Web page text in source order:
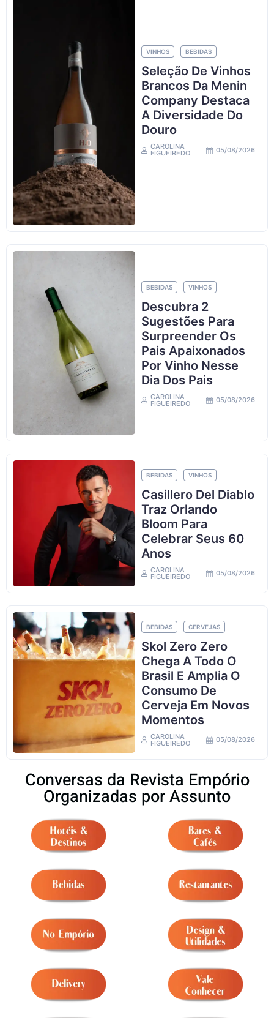
VINHOS BEBIDAS
Seleção De Vinhos
Brancos Da Menin
Company Destaca
A Diversidade Do
Douro
CAROLINA
FIGUEIREDO 05/08/2026
BEBIDAS VINHOS
Descubra 2
Sugestões Para
Surpreender Os
Pais Apaixonados
Por Vinho Nesse
Dia Dos Pais
CAROLINA
FIGUEIREDO 05/08/2026
BEBIDAS VINHOS
Casillero Del Diablo
Traz Orlando
Bloom Para
Celebrar Seus 60
Anos
CAROLINA
FIGUEIREDO 05/08/2026
BEBIDAS CERVEJAS
Skol Zero Zero
Chega A Todo O
Brasil E Amplia O
Consumo De
Cerveja Em Novos
Momentos
CAROLINA
FIGUEIREDO 05/08/2026
Conversas da Revista Empório
Organizadas por Assunto